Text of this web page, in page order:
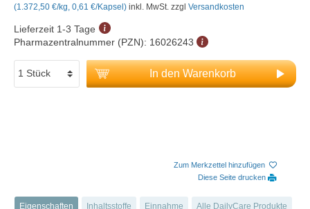
(1.372,50 €/kg, 0,61 €/Kapsel) inkl. MwSt. zzgl Versandkosten
Lieferzeit 1-3 Tage
Pharmazentralnummer (PZN): 16026243
In den Warenkorb
Zum Merkzettel hinzufügen
Diese Seite drucken
Eigenschaften Inhaltsstoffe Einnahme Alle DailyCare Produkte